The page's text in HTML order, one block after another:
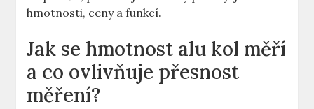
hmotnosti, ceny a funkcí.
Jak se hmotnost alu kol měří
a co ovlivňuje přesnost
měření?